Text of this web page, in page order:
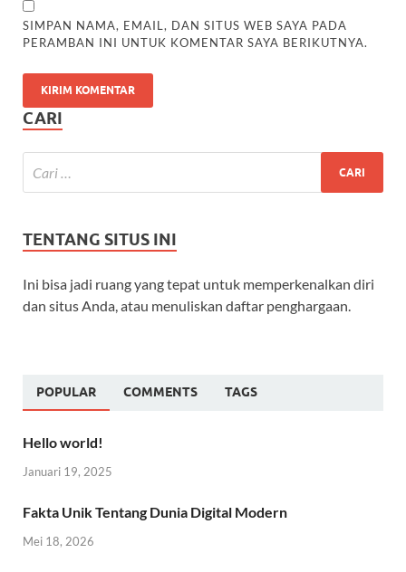
SIMPAN NAMA, EMAIL, DAN SITUS WEB SAYA PADA
PERAMBAN INI UNTUK KOMENTAR SAYA BERIKUTNYA.
CARI
TENTANG SITUS INI
Ini bisa jadi ruang yang tepat untuk memperkenalkan diri
dan situs Anda, atau menuliskan daftar penghargaan.
POPULAR COMMENTS TAGS
Hello world!
Januari 19, 2025
Fakta Unik Tentang Dunia Digital Modern
Mei 18, 2026